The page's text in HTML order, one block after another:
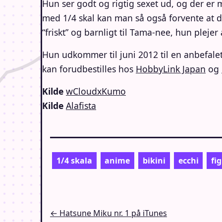
Hun ser godt og rigtig sexet ud, og der er
med 1/4 skal kan man så også forvente
“friskt” og barnligt til Tama-nee, hun
Hun udkommer til juni 2012 til en
kan forudbestilles hos HobbyLink Japan og
Kilde wCloudxKumo
Kilde Alafista
1/4 skala anime bikini ecchi
Indlægsnavigation
← Hatsune Miku nr. 1 på iTunes